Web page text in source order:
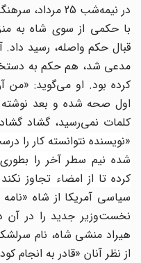
در نیمه‌شب 25
با حکمی از سوی شاه به
قبال حکم واصله، رسید داد.
مدعی شد، هم حکم به دستخط
کرده بود. او می‌گوید: «من
اول صحه شده و بعد نوشته
کلمات نمی‌رسید، گشاد گشاد
نویسنده نتوانسته کار را
شده نیم سطر آخر را
کرده تا از امضاء تجاوز نکند.
»
[2]
سیاسی آمریکا از شاه «نامه
نخست‌وزیر جدید را در آن
هیراد منشی شاه، نام
از نظر آنان «قادر به انجام